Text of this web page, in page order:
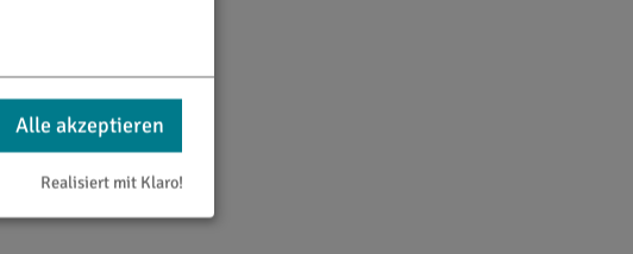
Alle akzeptieren
Realisiert mit Klaro!